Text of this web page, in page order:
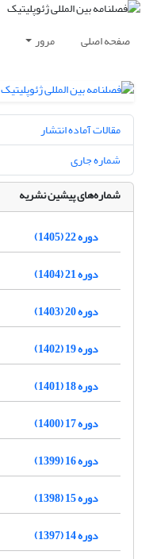
صفحه اصلی مرور
مقالات آماده انتشار
شماره جاری
شماره‌های پیشین نشریه
دوره 22 (1405)
دوره 21 (1404)
دوره 20 (1403)
دوره 19 (1402)
دوره 18 (1401)
دوره 17 (1400)
دوره 16 (1399)
دوره 15 (1398)
دوره 14 (1397)